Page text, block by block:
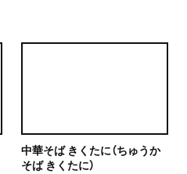
中華そば きくたに（ちゅうか
そば きくたに）